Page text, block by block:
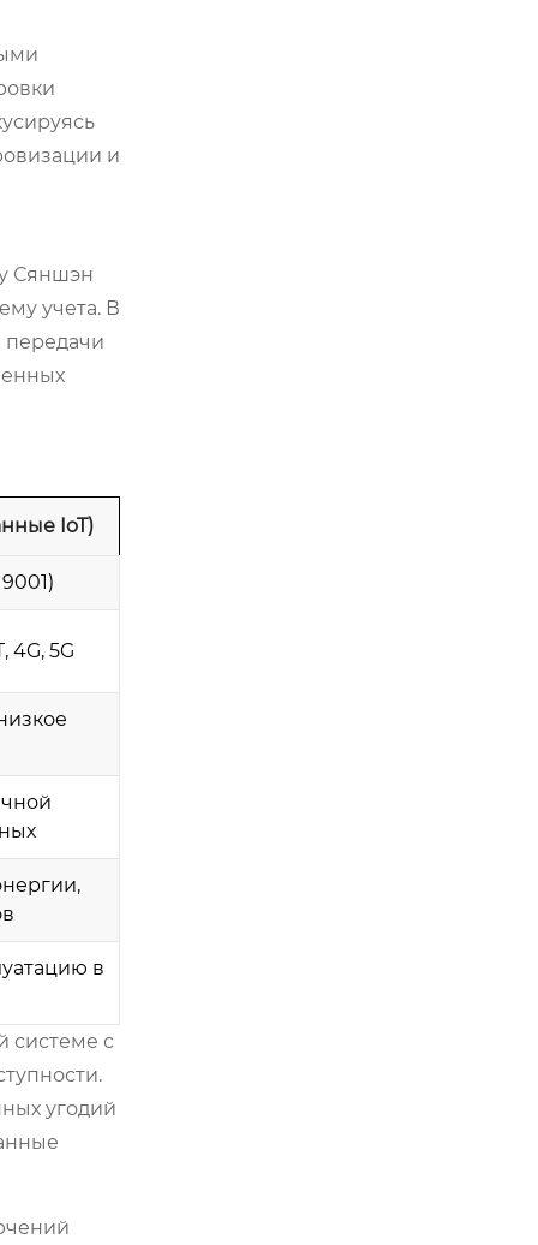
и
Сяншэн
учета. В
передачи
IoT)
4G, 5G
в
системе с
угодий